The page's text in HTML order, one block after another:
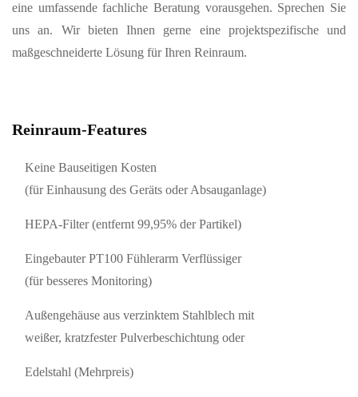
eine umfassende fachliche Beratung vorausgehen. Sprechen Sie
uns an. Wir bieten Ihnen gerne eine projektspezifische und
maßgeschneiderte Lösung für Ihren Reinraum.
Reinraum-Features
Keine Bauseitigen Kosten
(für Einhausung des Geräts oder Absauganlage)
HEPA-Filter (entfernt 99,95% der Partikel)
Eingebauter PT100 Fühlerarm Verflüssiger
(für besseres Monitoring)
Außengehäuse aus verzinktem Stahlblech mit
weißer, kratzfester Pulverbeschichtung oder
Edelstahl (Mehrpreis)